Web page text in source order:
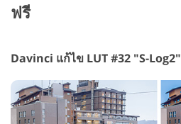
ฟรี
Davinci แก้ไข LUT #32 "S-Log2"